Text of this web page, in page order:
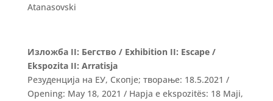
Atanasovski
Изложба II: Бегство / Exhibition II: Escape /
Ekspozita II: Arratisja
Резуденција на ЕУ, Скопје; творање: 18.5.2021 /
Opening: May 18, 2021 / Hapja e ekspozitës: 18 Maјi,